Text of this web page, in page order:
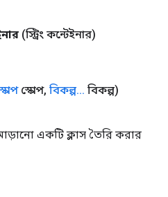
(স্ট্রিং কন্টেইনার)
স্কোপ, বিকল্প... বিকল্প)
একটি ক্লাস তৈরি করার